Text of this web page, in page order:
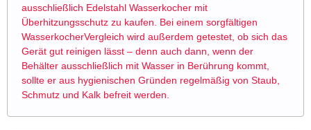
ausschließlich Edelstahl Wasserkocher mit
Überhitzungsschutz zu kaufen. Bei einem sorgfältigen
WasserkocherVergleich wird außerdem getestet, ob sich das
Gerät gut reinigen lässt – denn auch dann, wenn der
Behälter ausschließlich mit Wasser in Berührung kommt,
sollte er aus hygienischen Gründen regelmäßig von Staub,
Schmutz und Kalk befreit werden.